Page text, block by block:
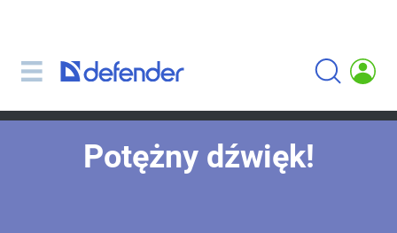
Zestawy (klawiatura + myszki)
KlawiaturyPotężny dźwięk!